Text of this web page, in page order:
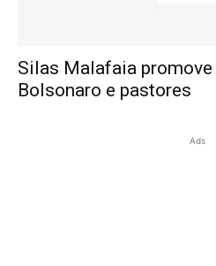
Silas Malafaia
Bolsonaro e pastores
Ads